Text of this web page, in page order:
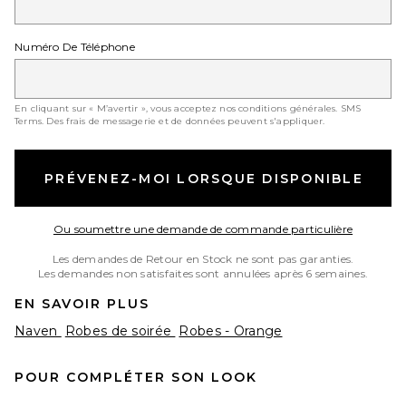
Numéro De Téléphone
En cliquant sur « M’avertir », vous acceptez nos conditions générales. SMS
Terms. Des frais de messagerie et de données peuvent s'appliquer.
PRÉVENEZ-MOI LORSQUE DISPONIBLE
Ou soumettre une demande de commande particulièreOpens in
Les demandes de Retour en Stock ne sont pas garanties.
Les demandes non satisfaites sont annulées après 6 semaines.
EN SAVOIR PLUS
Naven
Robes de soirée Robes - Orange
POUR COMPLÉTER SON LOOK